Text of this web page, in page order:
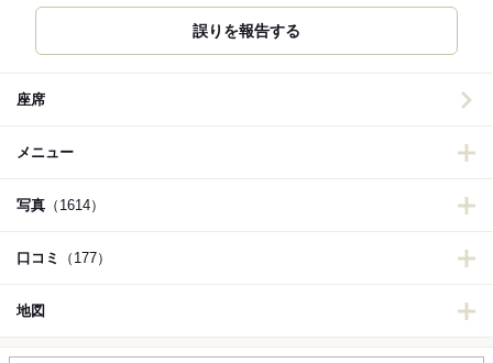
誤りを報告する
座席
メニュー
写真 （1614）
口コミ （177）
地図